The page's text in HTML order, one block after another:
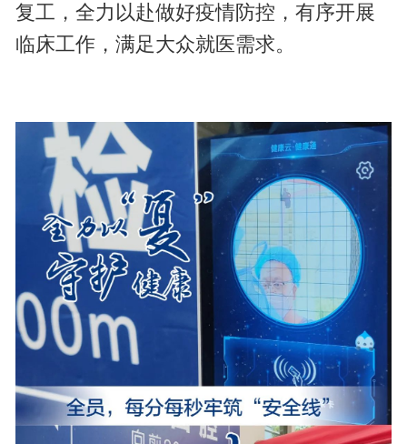
复工，全力以赴做好疫情防控，有序开展
临床工作，满足大众就医需求。